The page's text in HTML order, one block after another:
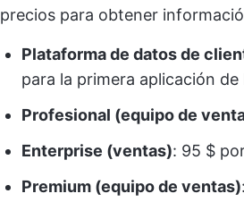
precios para obtener
Plataforma de datos de
para la primera aplicación
Profesional (equipo de
Enterprise (ventas): 95 $
Premium (equipo de ventas)